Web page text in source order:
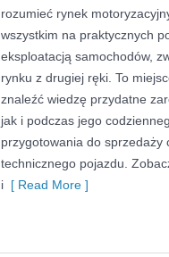
rozumieć rynek
wszystkim na praktycznych
eksploatacją samochodów,
rynku z drugiej ręki. To
znaleźć wiedzę przydatne
jak i podczas jego
przygotowania do sprzedaży
technicznego pojazdu.
i [ Read More ]